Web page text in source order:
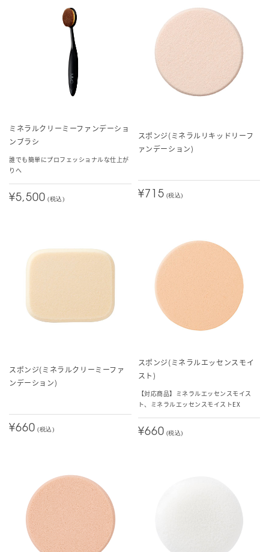
ミネラルクリーミーファンデーショ
ンブラシ
誰でも簡単にプロフェッショナルな仕上が
りへ
¥5,500 (税込)
スポンジ(ミネラルリキッドリーフ
ァンデーション)
¥715 (税込)
スポンジ(ミネラルクリーミーファ
ンデーション)
¥660 (税込)
スポンジ(ミネラルエッセンスモイ
スト)
【対応商品】ミネラルエッセンスモイス
ト、ミネラルエッセンスモイストEX
¥660 (税込)